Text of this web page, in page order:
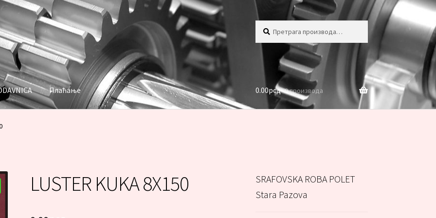
Плаћање 0.00рсд 0 производа
LUSTER KUKA 8X150
SRAFOVSKA ROBA POLET
Stara Pazova